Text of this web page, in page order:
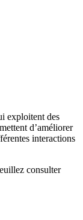
exploitent des
d’améliorer
interactions
consulter